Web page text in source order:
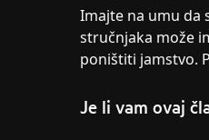
Imajte na umu da
stručnjaka može
poništiti jamstvo.
Je li vam ovaj